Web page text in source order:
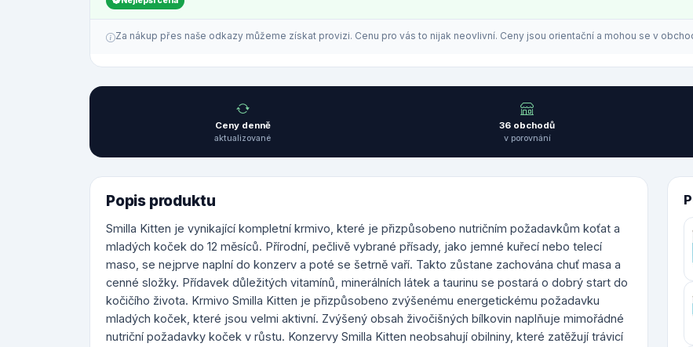
Za nákup přes naše odkazy můžeme získat provizi. Cenu pro vás to nijak neovlivní. Ceny jsou orientační a mohou se v
Ceny denně
aktualizované
36 obchodů
v porovnání
Popis produktu
Smilla Kitten je vynikající kompletní krmivo, které je přizpůsobeno nutričním požadavkům koťat a
mladých koček do 12 měsíců. Přírodní, pečlivě vybrané přísady, jako jemné kuřecí nebo telecí
maso, se nejprve naplní do konzerv a poté se šetrně vaří. Takto zůstane zachována chuť masa a
cenné složky. Přídavek důležitých vitamínů, minerálních látek a taurinu se postará o dobrý start do
kočičího života. Krmivo Smilla Kitten je přizpůsobeno zvýšenému energetickému požadavku
mladých koček, které jsou velmi aktivní. Zvýšený obsah živočišných bílkovin naplňuje mimořádné
nutriční požadavky koček v růstu. Konzervy Smilla Kitten neobsahují obilniny, které zatěžují trávicí